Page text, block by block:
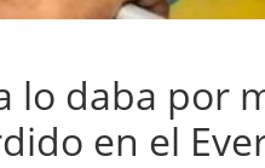
lo daba por
en el